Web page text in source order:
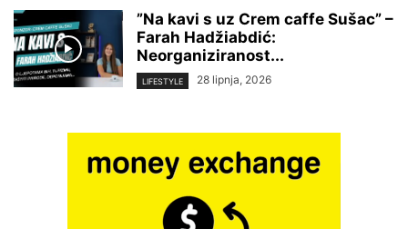
”Na kavi s uz Crem caffe Sušac” –
Farah Hadžiabdić:
Neorganiziranost...
LIFESTYLE 28 lipnja, 2026